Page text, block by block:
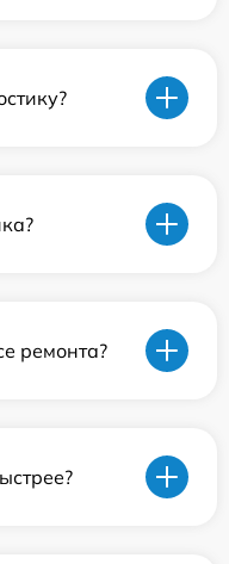
ремонта?